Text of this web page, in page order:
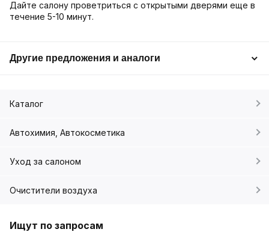
Дайте салону проветриться с открытыми дверями еще в
течение 5-10 минут.
Другие предложения и аналоги
Каталог
Автохимия, Автокосметика
Уход за салоном
Очистители воздуха
Ищут по запросам